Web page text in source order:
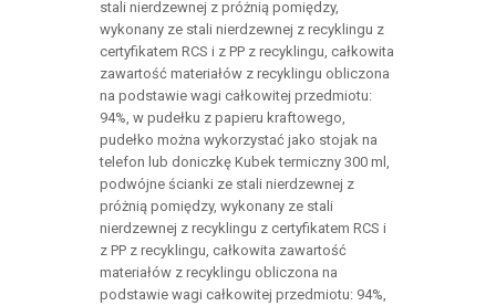
stali nierdzewnej z próżnią pomiędzy,
wykonany ze stali nierdzewnej z recyklingu z
certyfikatem RCS i z PP z recyklingu, całkowita
zawartość materiałów z recyklingu obliczona
na podstawie wagi całkowitej przedmiotu:
94%, w pudełku z papieru kraftowego,
pudełko można wykorzystać jako stojak na
telefon lub doniczkę Kubek termiczny 300 ml,
podwójne ścianki ze stali nierdzewnej z
próżnią pomiędzy, wykonany ze stali
nierdzewnej z recyklingu z certyfikatem RCS i
z PP z recyklingu, całkowita zawartość
materiałów z recyklingu obliczona na
podstawie wagi całkowitej przedmiotu: 94%,